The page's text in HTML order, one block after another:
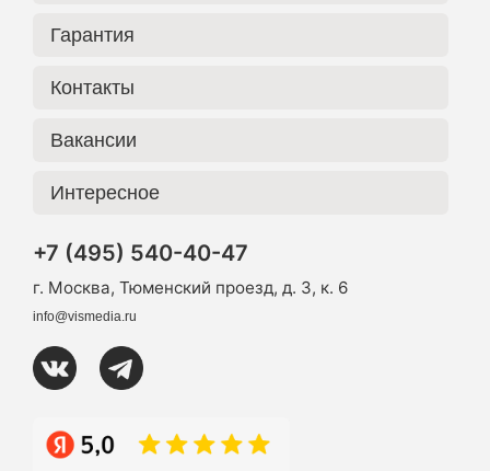
Гарантия
Контакты
Вакансии
Интересное
+7 (495) 540-40-47
г. Москва, Тюменский проезд, д. 3, к. 6
info@vismedia.ru